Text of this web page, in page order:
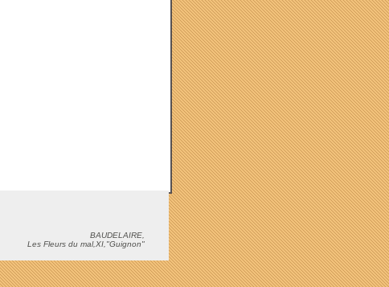
BAUDELAIRE,
Les Fleurs du mal,XI,"Guignon"